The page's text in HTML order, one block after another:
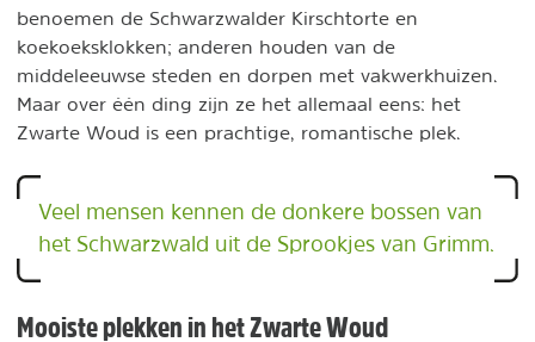
benoemen de Schwarzwalder Kirschtorte en
koekoeksklokken; anderen houden van de
middeleeuwse steden en dorpen met vakwerkhuizen.
Maar over één ding zijn ze het allemaal eens: het
Zwarte Woud is een prachtige, romantische plek.
Veel mensen kennen de donkere bossen van
het Schwarzwald uit de Sprookjes van Grimm.
Mooiste plekken in het Zwarte Woud